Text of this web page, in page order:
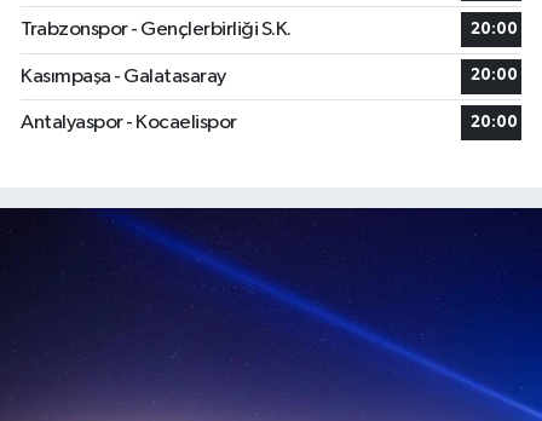
Trabzonspor - Gençlerbirliği S.K. 20:00
Kasımpaşa - Galatasaray 20:00
Antalyaspor - Kocaelispor 20:00